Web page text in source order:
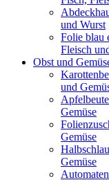
und Wurst
Folie blau
Fleisch
Obst und
und
Gemüse
Gemüse
Gemüse